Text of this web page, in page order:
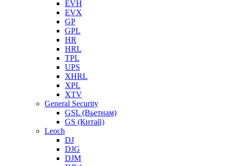
EVH
EVX
GP
GPL
HR
HRL
TPL
UPS
XHRL
XPL
XTV
General Security
GSL (Вьетнам)
GS (Китай)
Leoch
DJ
DJG
DJM